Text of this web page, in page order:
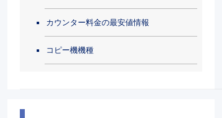
カウンター料金の最安値情報
コピー機機種